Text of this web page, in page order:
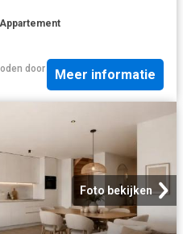
Appartement
door
Meer informatie
Foto bekijken